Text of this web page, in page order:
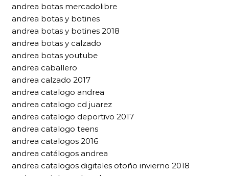
andrea botas mercadolibre
andrea botas y botines
andrea botas y botines 2018
andrea botas y calzado
andrea botas youtube
andrea caballero
andrea calzado 2017
andrea catalogo andrea
andrea catalogo cd juarez
andrea catalogo deportivo 2017
andrea catalogo teens
andrea catalogos 2016
andrea catálogos andrea
andrea catalogos digitales otoño invierno 2018